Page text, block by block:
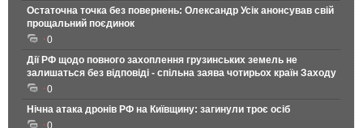
Остаточна точка без повернень: Олександр Усік анонсував свій
прощальний поєдинок
0
Дії РФ щодо повного захоплення грузинських земель не
залишаться без відповіді - спільна заява чотирьох країн Заходу
0
Нічна атака дронів РФ на Київщину: загинули троє осіб